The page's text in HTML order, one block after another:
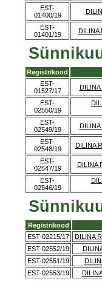
EST-
01400/19
EST-
01401/19
DILINA
Registrikood
EST-
01527/17
EST-
02550/19
EST-
02549/19
DILINA
EST-
02548/19
DILINA
EST-
02547/19
DILINA
EST-
02546/19
Registrikood
EST-02215/17
DILINA
EST-02552/19
EST-02551/19
EST-02553/19